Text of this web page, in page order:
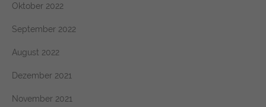
Oktober 2022
September 2022
August 2022
Dezember 2021
November 2021